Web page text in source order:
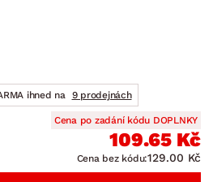
ihned na
9 prodejnách
Cena po zadání kódu DOPLNKY
109.65 Kč
Cena bez kódu:129.00 Kč